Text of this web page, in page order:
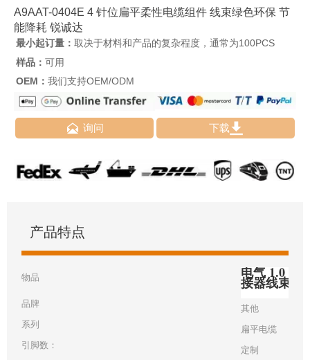
A9AAT-0404E 4 针位扁平柔性电缆组件 线束绿色环保 节
能降耗 锐诚达
最小起订量： 取决于材料和产品的复杂程度，通常为100PCS
样品： 可用
OEM： 我们支持OEM/ODM
 询问 下载
产品特点
物品 电气 1.0 毫
接器线束
品牌
其他
系列
扁平电缆
引脚数：
定制